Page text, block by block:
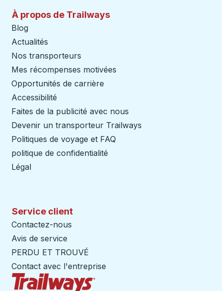
À propos de Trailways
Blog
Actualités
Nos transporteurs
Mes récompenses motivées
Opportunités de carrière
Accessibilité
Faites de la publicité avec nous
Devenir un transporteur Trailways
Politiques de voyage et FAQ
politique de confidentialité
Légal
Service client
Contactez-nous
Avis de service
PERDU ET TROUVÉ
Contact avec l'entreprise